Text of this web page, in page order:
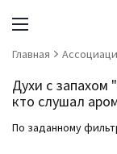
Главная
Духи с запахом
кто слушал
По заданному